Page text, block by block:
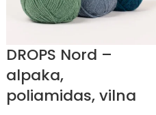
DROPS Nord –
alpaka,
poliamidas, vilna